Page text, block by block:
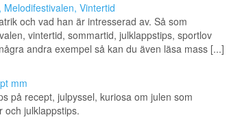
Vintertid
och vad han är intresserad av. Så som
vintertid, sommartid, julklappstips, sportlov
andra exempel så kan du även läsa mass [...]
mm
på recept, julpyssel, kuriosa om julen som
och julklappstips.